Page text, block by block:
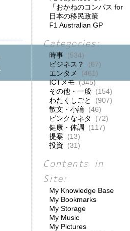
「おかねのコンパス for
日本の移民政策
F1 Australian GP
Categories:
時事 (534)
ビジネス？
(67)
エンタメ
(461)
ICTメモ(345)
その他・一般 (154)
わたくしごと
(907)
散文・小論 (46)
ピンクなネタ
(72)
健康・体調
(117)
提案 (13)
投資 (31)
Contents in
Site:
My Knowledge Base
My Bookmarks
My Storage
My Music
My Pictures